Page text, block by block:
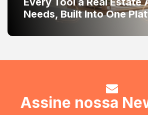
Needs, Built Into One
Assine nossa